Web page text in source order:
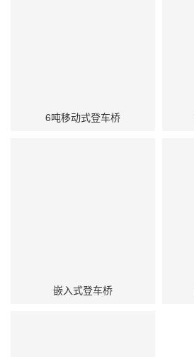
6吨移动式登车桥
嵌入式登车桥